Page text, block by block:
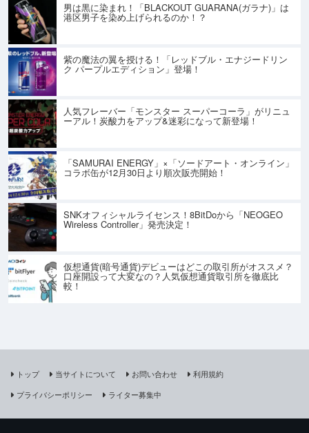
男は黒に染まれ！「BLACKOUT GUARANA(ガラナ)」は
港区男子を染め上げられるのか！？
紫の魔法の翼を授ける！「レッドブル・エナジードリン
ク パープルエディション」登場！
人気フレーバー「モンスター スーパーコーラ」がリニュ
ーアル！炭酸力をアップ&迷彩になって新登場！
「SAMURAI ENERGY」×「ソードアート・オンライン」
コラボ缶が12月30日より順次販売開始！
SNKオフィシャルライセンス！8BitDoから「NEOGEO
Wireless Controller」発売決定！
仮想通貨(暗号通貨)デビューはどこの取引所がオススメ？
口座開設って大変なの？人気仮想通貨取引所を徹底比
較！
トップ 当サイトについて お問い合わせ
利用規約
プライバシーポリシー
ライター募集中